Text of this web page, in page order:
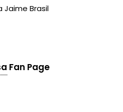
Jaime Brasil
Fan Page